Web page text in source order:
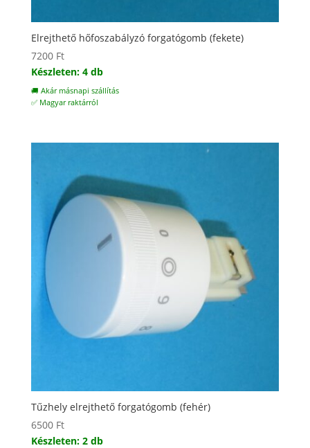
Elrejthető hőfoszabályzó forgatógomb (fekete)
7200 Ft
Készleten: 4 db
🚚 Akár másnapi szállítás
✅ Magyar raktárról
Tűzhely elrejthető forgatógomb (fehér)
6500 Ft
Készleten: 2 db